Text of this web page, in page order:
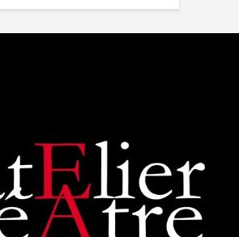
Un moment inoubliable,
les acteurs et la...
voir plus
Judith Aubry.
Bravo !!! Que de bons
acteurs !! Quel beau travail.
Un Richard III de très bonne